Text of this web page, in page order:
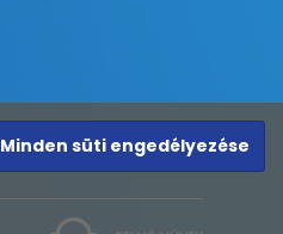
Minden süti engedélyezése